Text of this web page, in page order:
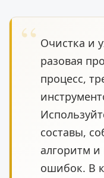
Очистка и
разовая
процесс,
составы,
алгоритм
ошибок. В